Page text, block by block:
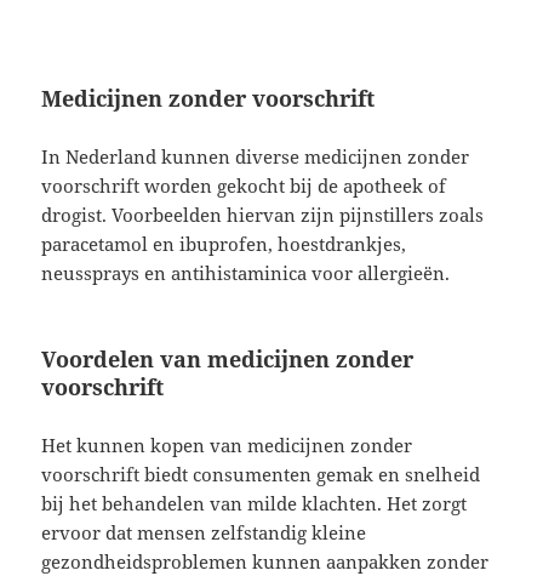
Medicijnen zonder voorschrift
In Nederland kunnen diverse medicijnen zonder
voorschrift worden gekocht bij de apotheek of
drogist. Voorbeelden hiervan zijn pijnstillers zoals
paracetamol en ibuprofen, hoestdrankjes,
neussprays en antihistaminica voor allergieën.
Voordelen van medicijnen zonder
voorschrift
Het kunnen kopen van medicijnen zonder
voorschrift biedt consumenten gemak en snelheid
bij het behandelen van milde klachten. Het zorgt
ervoor dat mensen zelfstandig kleine
gezondheidsproblemen kunnen aanpakken zonder